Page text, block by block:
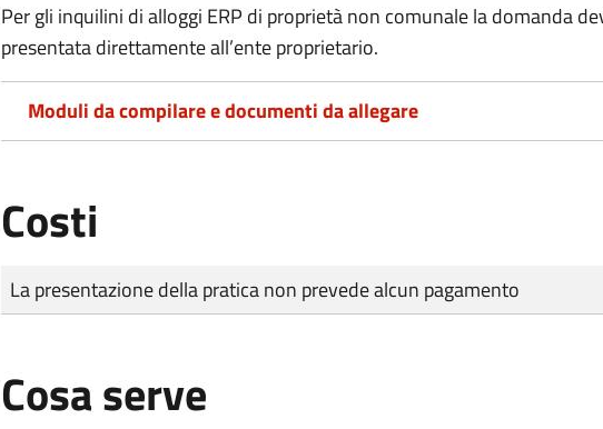
Per gli inquilini di alloggi ERP di proprietà non comunale la domanda
presentata direttamente all’ente proprietario.
Moduli da compilare e documenti da allegare
Costi
Tipo di pagamento
Importo
La presentazione della pratica non prevede alcun pagamento
Cosa serve